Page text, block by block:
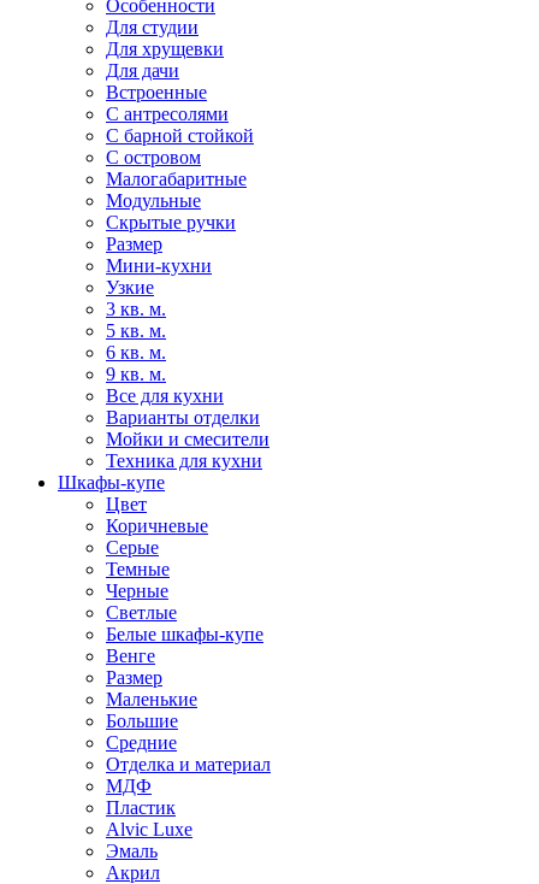
Особенности
Для студии
Для хрущевки
Для дачи
Встроенные
С антресолями
С барной стойкой
С островом
Малогабаритные
Модульные
Скрытые ручки
Размер
Мини-кухни
Узкие
3 кв. м.
5 кв. м.
6 кв. м.
9 кв. м.
Все для кухни
Варианты отделки
Мойки и смесители
Техника для кухни
Шкафы-купе
Цвет
Коричневые
Серые
Темные
Черные
Светлые
Белые шкафы-купе
Венге
Размер
Маленькие
Большие
Средние
Отделка и материал
МДФ
Пластик
Alvic Luxe
Эмаль
Акрил